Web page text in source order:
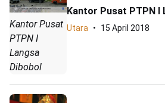
‎Kantor Pusat
PTPN I
Langsa
Dibobol
‎Kantor Pusat PTPN I
Utara 15 April 2018